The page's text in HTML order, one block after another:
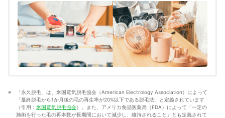
真田桃花のプロフィール
「永久脱毛」は、米国電気脱毛協会（American Electrology Association）によって
「最終脱毛から1か月後の毛の再生率が20%以下である脱毛法」と定義されています
（引用： 米国電気脱毛協会）。また、アメリカ食品医薬局（FDA）によって「一定の
施術を行った毛の再本数が長期間において減少し、維持されること」とも定義されて